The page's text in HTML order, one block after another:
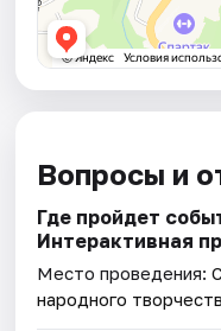
Вопросы и
Где пройдет
Интерактивная
Место проведения:
народного